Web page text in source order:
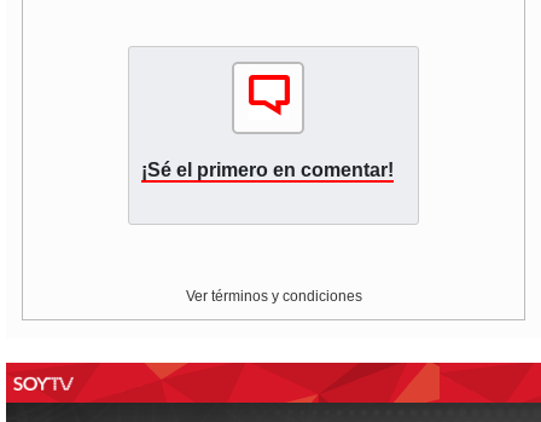
¡Sé el primero en comentar!
Ver términos y condiciones